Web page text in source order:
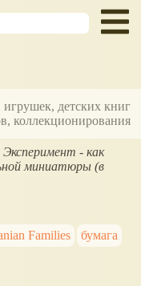
детских книг
коллекционирования
Эксперимент - как
миниатюры (в
Families
бумага